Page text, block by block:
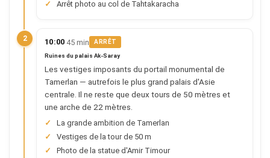
Arrêt photo au col de Tahtakaracha
2 10:00·45 min ARRÊT
Ruines du palais Ak-Saray
Les vestiges imposants du portail monumental de
Tamerlan — autrefois le plus grand palais d'Asie
centrale. Il ne reste que deux tours de 50 mètres et
une arche de 22 mètres.
La grande ambition de Tamerlan
Vestiges de la tour de 50 m
Photo de la statue d'Amir Timour